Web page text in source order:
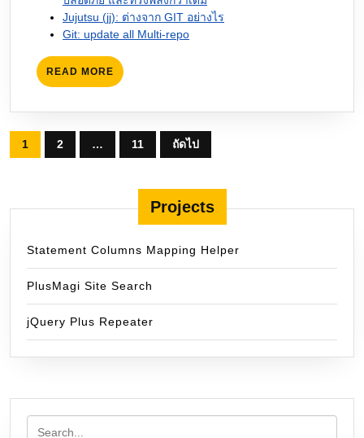
Jujutsu (jj): ต่างจาก GIT อย่างไร
Git: update all Multi-repo
READ MORE READ
MORE
Posts
pagination
1 2 … 11 ถัดไป
Projects
Statement Columns Mapping Helper
PlusMagi Site Search
jQuery Plus Repeater